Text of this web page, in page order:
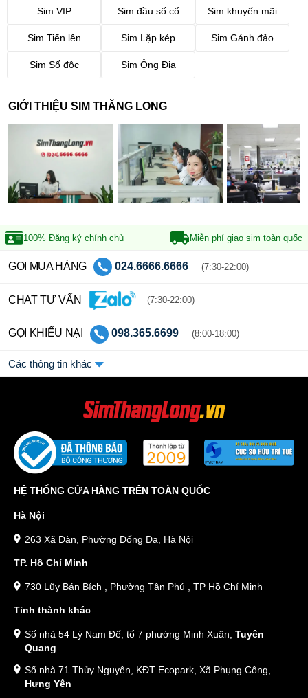
Sim VIP Sim đầu số cổ Sim khuyến mãi
Sim Tiến lên Sim Lặp kép Sim Gánh đảo
Sim Số độc Sim Ông Địa
GIỚI THIỆU SIM THĂNG LONG
100% Đăng ký chính chủ Miễn phí giao sim toàn quốc
GỌI MUA HÀNG 024.6666.6666 (7:30-22:00)
CHAT TƯ VẤN (7:30-22:00)
GỌI KHIẾU NẠI 098.365.6699 (8:00-18:00)
Các thông tin khác
HỆ THỐNG CỬA HÀNG TRÊN TOÀN QUỐC
Hà Nội
263 Xã Đàn, Phường Đống Đa, Hà Nội
TP. Hồ Chí Minh
730 Lũy Bán Bích , Phường Tân Phú , TP Hồ Chí Minh
Tỉnh thành khác
Số nhà 54 Lý Nam Đế, tổ 7 phường Minh Xuân, Tuyên
Quang
Số nhà 71 Thủy Nguyên, KĐT Ecopark, Xã Phụng Công,
Hưng Yên